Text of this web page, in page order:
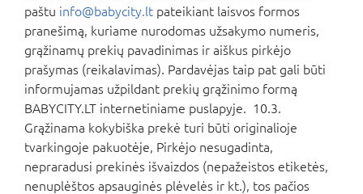
paštu info@babycity.lt pateikiant laisvos formos
pranešimą, kuriame nurodomas užsakymo numeris,
grąžinamų prekių pavadinimas ir aiškus pirkėjo
prašymas (reikalavimas). Pardavėjas taip pat gali būti
informujamas užpildant prekių grąžinimo formą
BABYCITY.LT internetiniame puslapyje. 10.3.
Grąžinama kokybiška prekė turi būti originalioje
tvarkingoje pakuotėje, Pirkėjo nesugadinta,
nepraradusi prekinės išvaizdos (nepažeistos etiketės,
nenuplėštos apsauginės plėvelės ir kt.), tos pačios